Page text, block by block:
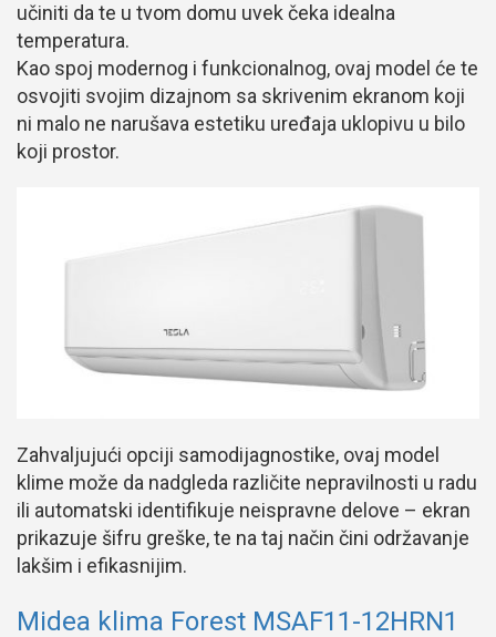
učiniti da te u tvom domu uvek čeka idealna
temperatura.
Kao spoj modernog i funkcionalnog, ovaj model će te
osvojiti svojim dizajnom sa skrivenim ekranom koji
ni malo ne narušava estetiku uređaja uklopivu u bilo
koji prostor.
Zahvaljujući opciji samodijagnostike, ovaj model
klime može da nadgleda različite nepravilnosti u radu
ili automatski identifikuje neispravne delove – ekran
prikazuje šifru greške, te na taj način čini održavanje
lakšim i efikasnijim.
Midea klima Forest MSAF11-12HRN1